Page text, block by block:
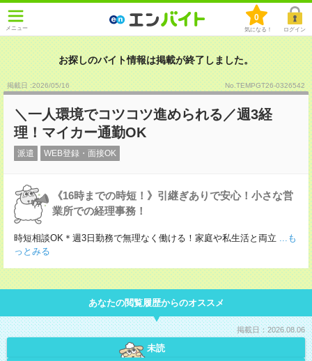
メニュー
0
気になる！ ログイン
お探しのバイト情報は掲載が終了しました。
掲載日 :2026/05/16 No.TEMPGT26-0326542
＼一人環境でコツコツ進められる／週3経
理！マイカー通勤OK
派遣 WEB登録・面接OK
《16時までの時短！》引継ぎありで安心！小さな営
業所での経理事務！
時短相談OK＊週3日勤務で無理なく働ける！家庭や私生活と両立 ...も
っとみる
あなたの閲覧履歴からのオススメ
掲載日：2026.08.06
未読